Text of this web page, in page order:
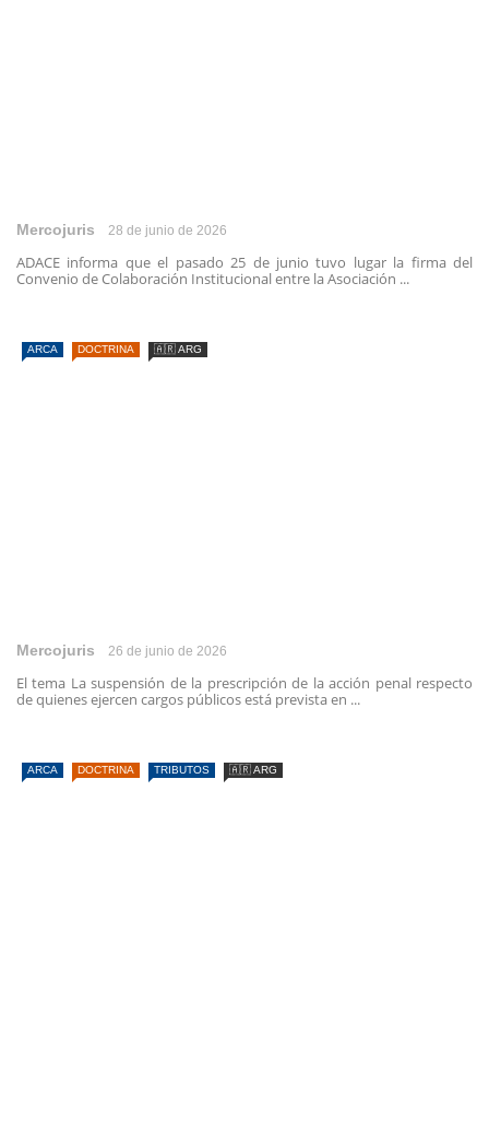
Mercojuris 28 de junio de 2026
ADACE informa que el pasado 25 de junio tuvo lugar la firma del
Convenio de Colaboración Institucional entre la Asociación ...
ARCA DOCTRINA 🇦🇷 ARG
Mercojuris 26 de junio de 2026
El tema La suspensión de la prescripción de la acción penal respecto
de quienes ejercen cargos públicos está prevista en ...
ARCA DOCTRINA TRIBUTOS 🇦🇷 ARG